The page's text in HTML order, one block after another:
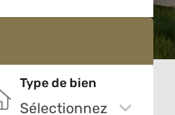
Type de bien